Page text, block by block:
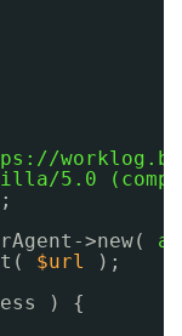
5.0
;
>new(
$url
);
) {